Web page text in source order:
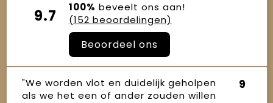
9.7 100% beveelt ons aan!
(152 beoordelingen)
Beoordeel ons
"We worden vlot en duidelijk geholpen
als we het een of ander zouden willen
9